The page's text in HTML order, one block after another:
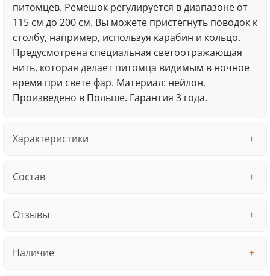
питомцев. Ремешок регулируется в диапазоне от
115 см до 200 см. Вы можете пристегнуть поводок к
столбу, например, используя карабин и кольцо.
Предусмотрена специальная светоотражающая
нить, которая делает питомца видимым в ночное
время при свете фар. Материал: нейлон.
Произведено в Польше. Гарантия 3 года.
Характеристики
Состав
Отзывы
Наличие